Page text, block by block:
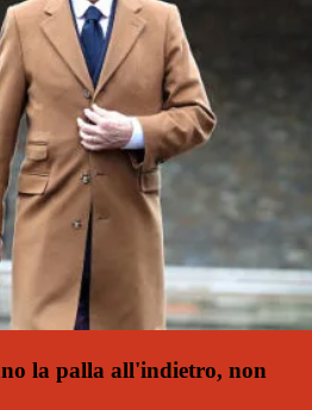
la palla all'indietro, non